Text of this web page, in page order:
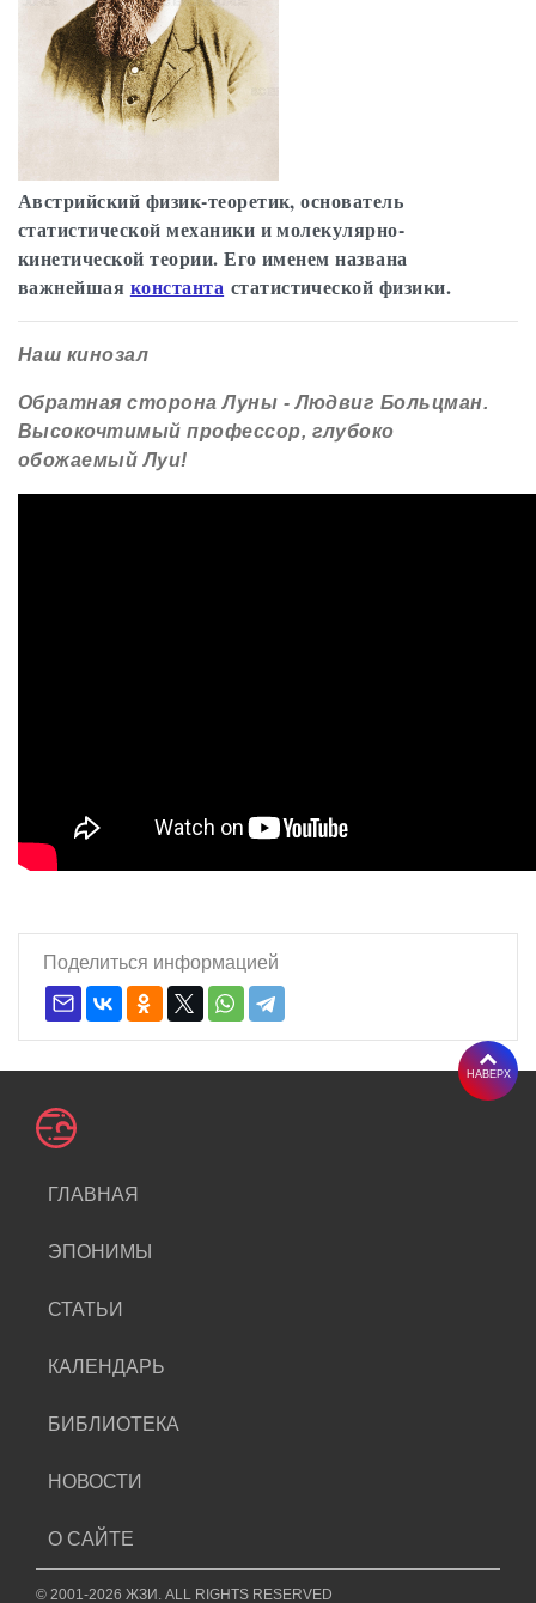
Австрийский физик-теоретик, основатель
статистической механики и молекулярно-
кинетической теории. Его именем названа
важнейшая константа статистической физики.
Наш кинозал
Обратная сторона Луны - Людвиг Больцман.
Высокочтимый профессор, глубоко
обожаемый Луи!
Поделиться информацией
ГЛАВНАЯ
ЭПОНИМЫ
СТАТЬИ
КАЛЕНДАРЬ
БИБЛИОТЕКА
НОВОСТИ
О САЙТЕ
© 2001-2026 ЖЗИ. ALL RIGHTS RESERVED
НАВЕРХ